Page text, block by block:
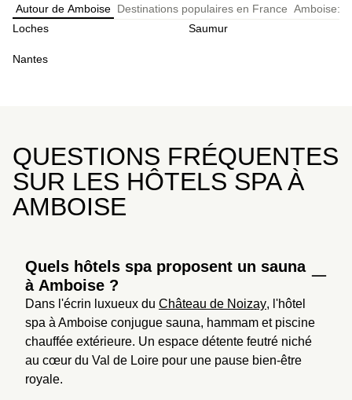
Autour de Amboise Destinations populaires en France Amboise:
Loches
Saumur
Nantes
QUESTIONS FRÉQUENTES
SUR LES HÔTELS SPA À
AMBOISE
Quels hôtels spa proposent un sauna
à Amboise ?
Dans l'écrin luxueux du Château de Noizay, l'hôtel
spa à Amboise conjugue sauna, hammam et piscine
chauffée extérieure. Un espace détente feutré niché
au cœur du Val de Loire pour une pause bien-être
royale.